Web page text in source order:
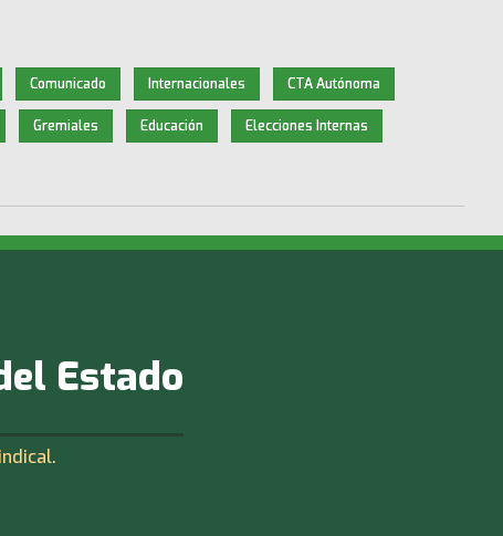
Comunicado Internacionales CTA Autónoma
Gremiales Educación Elecciones Internas
Estado